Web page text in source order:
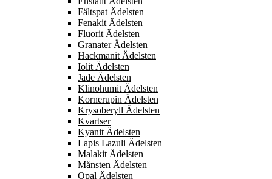
Fältspat Ädelsten
Fenakit Ädelsten
Fluorit Ädelsten
Granater Ädelsten
Hackmanit Ädelsten
Iolit Ädelsten
Jade Ädelsten
Klinohumit Ädelsten
Kornerupin Ädelsten
Krysoberyll Ädelsten
Kvartser
Kyanit Ädelsten
Lapis Lazuli Ädelsten
Malakit Ädelsten
Månsten Ädelsten
Opal Ädelsten